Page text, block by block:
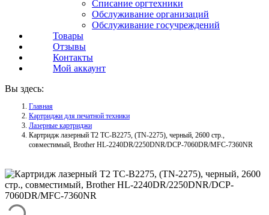
Списание оргтехники
Обслуживание организаций
Обслуживание госучреждений
Товары
Отзывы
Контакты
Мой аккаунт
Вы здесь:
Главная
Картриджи для печатной техники
Лазерные картриджи
Картридж лазерный T2 TC-B2275, (TN-2275), черный, 2600 стр.,
совместимый, Brother HL-2240DR/2250DNR/DCP-7060DR/MFC-7360NR